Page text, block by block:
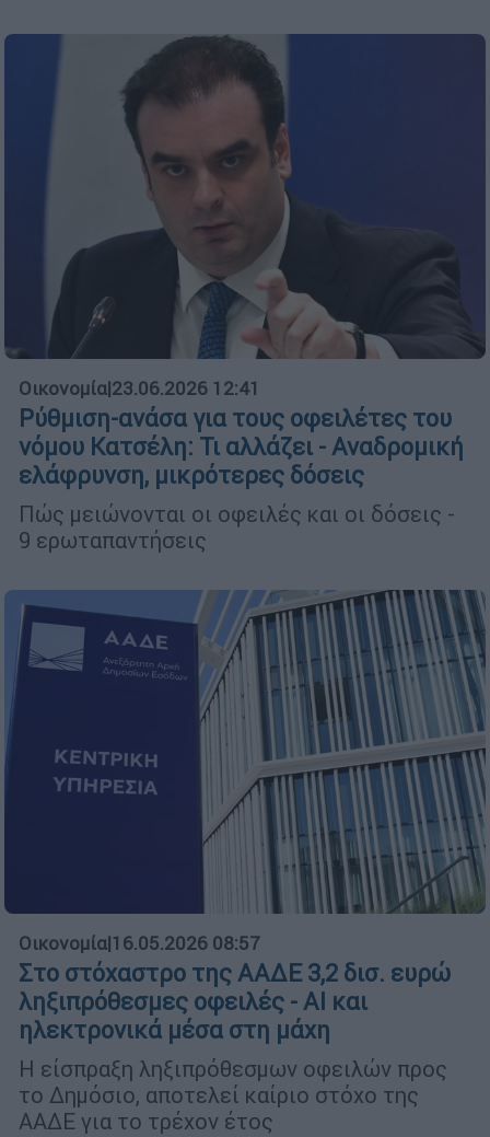
Οικονομία|23.06.2026 12:41
Ρύθμιση-ανάσα για τους οφειλέτες του
νόμου Κατσέλη: Τι αλλάζει - Αναδρομική
ελάφρυνση, μικρότερες δόσεις
Πώς μειώνονται οι οφειλές και οι δόσεις -
9 ερωταπαντήσεις
Οικονομία|16.05.2026 08:57
Στο στόχαστρο της ΑΑΔΕ 3,2 δισ. ευρώ
ληξιπρόθεσμες οφειλές - AI και
ηλεκτρονικά μέσα στη μάχη
Η είσπραξη ληξιπρόθεσμων οφειλών προς
το Δημόσιο, αποτελεί καίριο στόχο της
ΑΑΔΕ για το τρέχον έτος